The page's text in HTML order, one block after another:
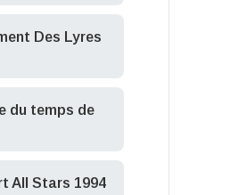
Des Lyres
du temps de
All Stars 1994